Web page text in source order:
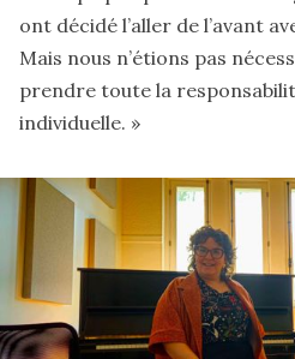
ont décidé l’aller de l’avant
Mais nous n’étions pas
prendre toute la
individuelle. »